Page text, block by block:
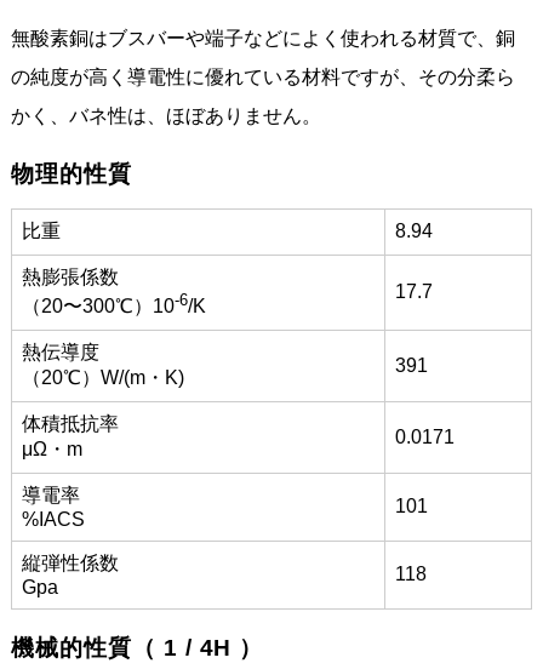
無酸素銅はブスバーや端子などによく使われる材質で、銅
の純度が高く導電性に優れている材料ですが、その分柔ら
かく、バネ性は、ほぼありません。
物理的性質
比重 8.94
熱膨張係数
（20〜300℃）10-6/K
17.7
熱伝導度
（20℃）W/(m・K)
391
体積抵抗率
μΩ・m
0.0171
導電率
%IACS
101
縦弾性係数
Gpa
118
機械的性質（ 1 / 4H ）